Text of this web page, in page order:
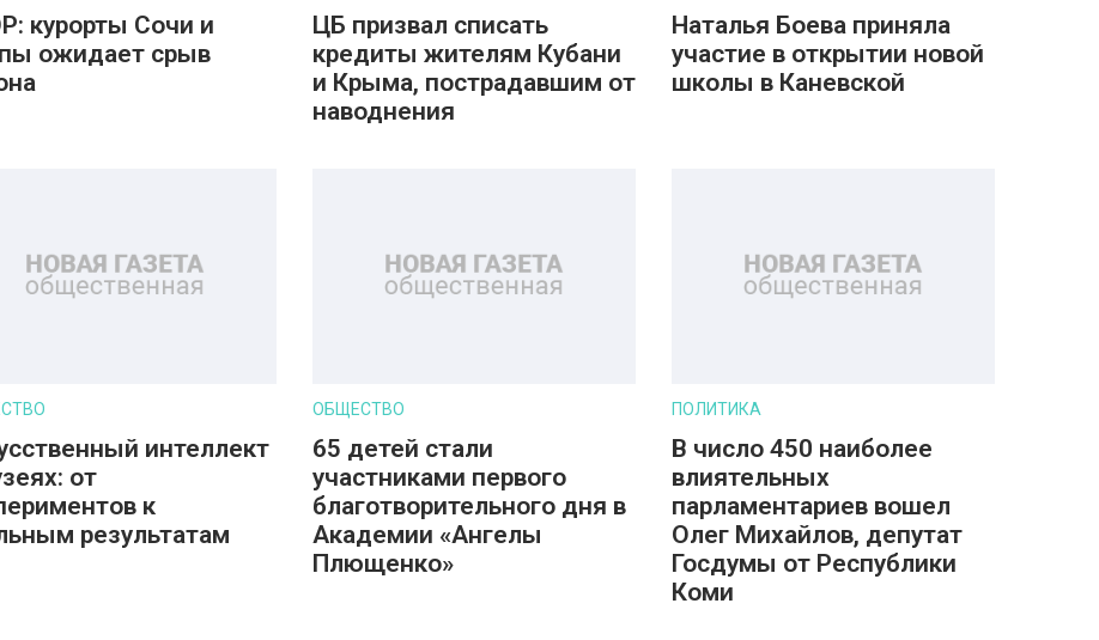
курорты Сочи и
ожидает срыв
ЦБ призвал списать
кредиты жителям Кубани
и Крыма, пострадавшим от
наводнения
Наталья Боева приняла
участие в открытии новой
школы в Каневской
интеллект
от
к
результатам
ОБЩЕСТВО
65 детей стали
участниками первого
благотворительного дня в
Академии «Ангелы
Плющенко»
ПОЛИТИКА
В число 450 наиболее
влиятельных
парламентариев вошел
Олег Михайлов, депутат
Госдумы от Республики
Коми